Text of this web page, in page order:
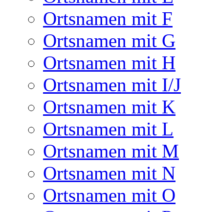
Ortsnamen mit F
Ortsnamen mit G
Ortsnamen mit H
Ortsnamen mit I/J
Ortsnamen mit K
Ortsnamen mit L
Ortsnamen mit M
Ortsnamen mit N
Ortsnamen mit O